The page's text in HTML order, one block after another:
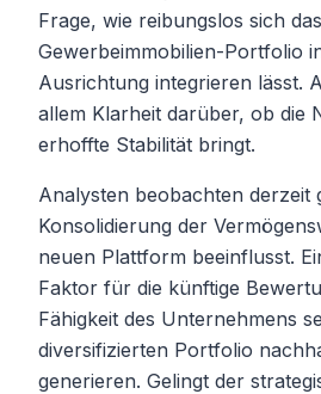
Frage, wie reibungslos sich das
Gewerbeimmobilien-Portfolio
Ausrichtung integrieren lässt.
allem Klarheit darüber, ob die
erhoffte Stabilität bringt.
Analysten beobachten derzeit
Konsolidierung der
neuen Plattform beeinflusst.
Faktor für die künftige
Fähigkeit des Unternehmens
diversifizierten Portfolio
generieren. Gelingt der